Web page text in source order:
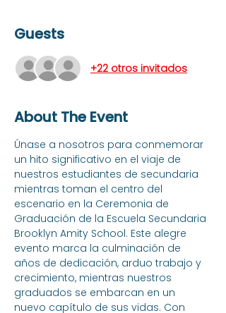
Guests
+22 otros invitados
About The Event
Únase a nosotros para conmemorar
un hito significativo en el viaje de
nuestros estudiantes de secundaria
mientras toman el centro del
escenario en la Ceremonia de
Graduación de la Escuela Secundaria
Brooklyn Amity School. Este alegre
evento marca la culminación de
años de dedicación, arduo trabajo y
crecimiento, mientras nuestros
graduados se embarcan en un
nuevo capítulo de sus vidas. Con